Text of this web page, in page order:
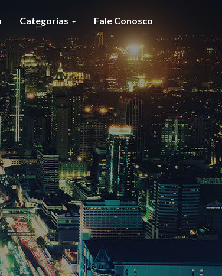
Categorias Fale Conosco